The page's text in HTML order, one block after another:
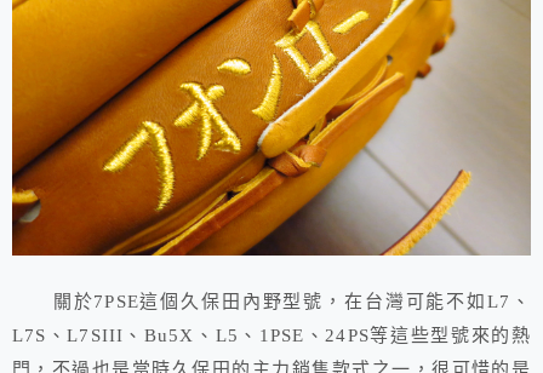
關於7PSE這個久保田內野型號，在台灣可能不如L7、
L7S、L7SIII、Bu5X、L5、1PSE、24PS等這些型號來的熱